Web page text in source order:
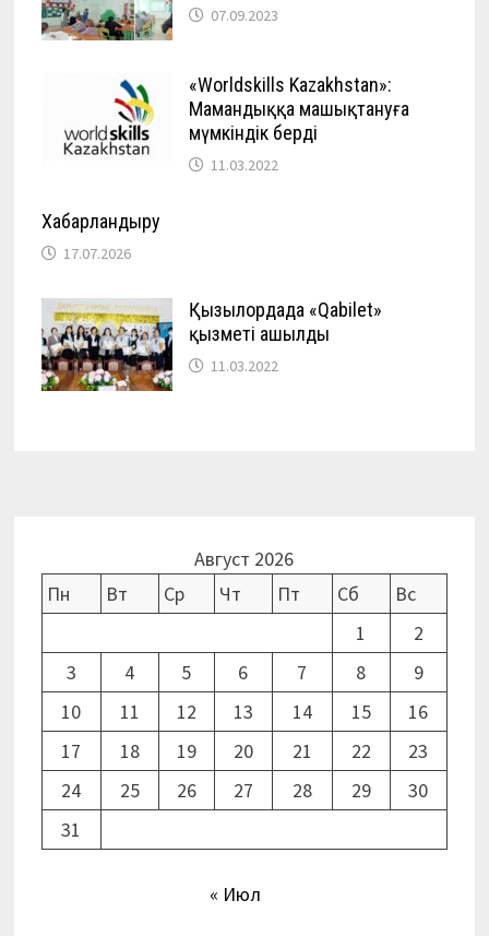
07.09.2023
«Worldskills Kazakhstan»:
Мамандыққа машықтануға
мүмкіндік берді
11.03.2022
Хабарландыру
17.07.2026
Қызылордада «Qabilet»
қызметі ашылды
11.03.2022
Август 2026
Пн
Вт Ср Чт Пт Сб
Вс
1
2
3
4 5 6 7 8
9
10
11 12 13 14 15
16
17
18 19 20 21 22
23
24
25 26 27 28 29
30
31
« Июл